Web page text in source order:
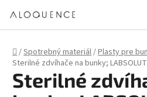
Domov
/Spotrebný materiál/Plasty pre
Sterilné zdvíhače na bunky;
Sterilné